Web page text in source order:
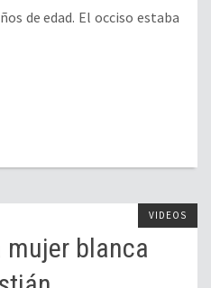
de edad. El occiso estaba
VIDEOS
mujer blanca